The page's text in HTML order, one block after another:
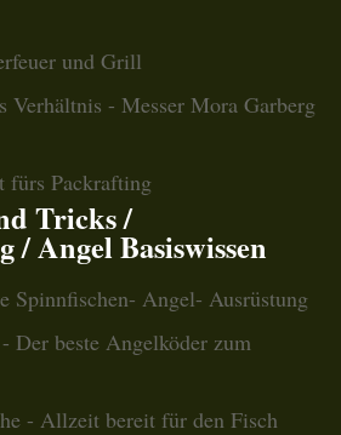
und Grill
Verhältnis - Messer Mora Garberg
fürs Packrafting
Tricks /
/ Angel Basiswissen
Spinnfischen- Angel- Ausrüstung
Der beste Angelköder zum
- Allzeit bereit für den Fisch